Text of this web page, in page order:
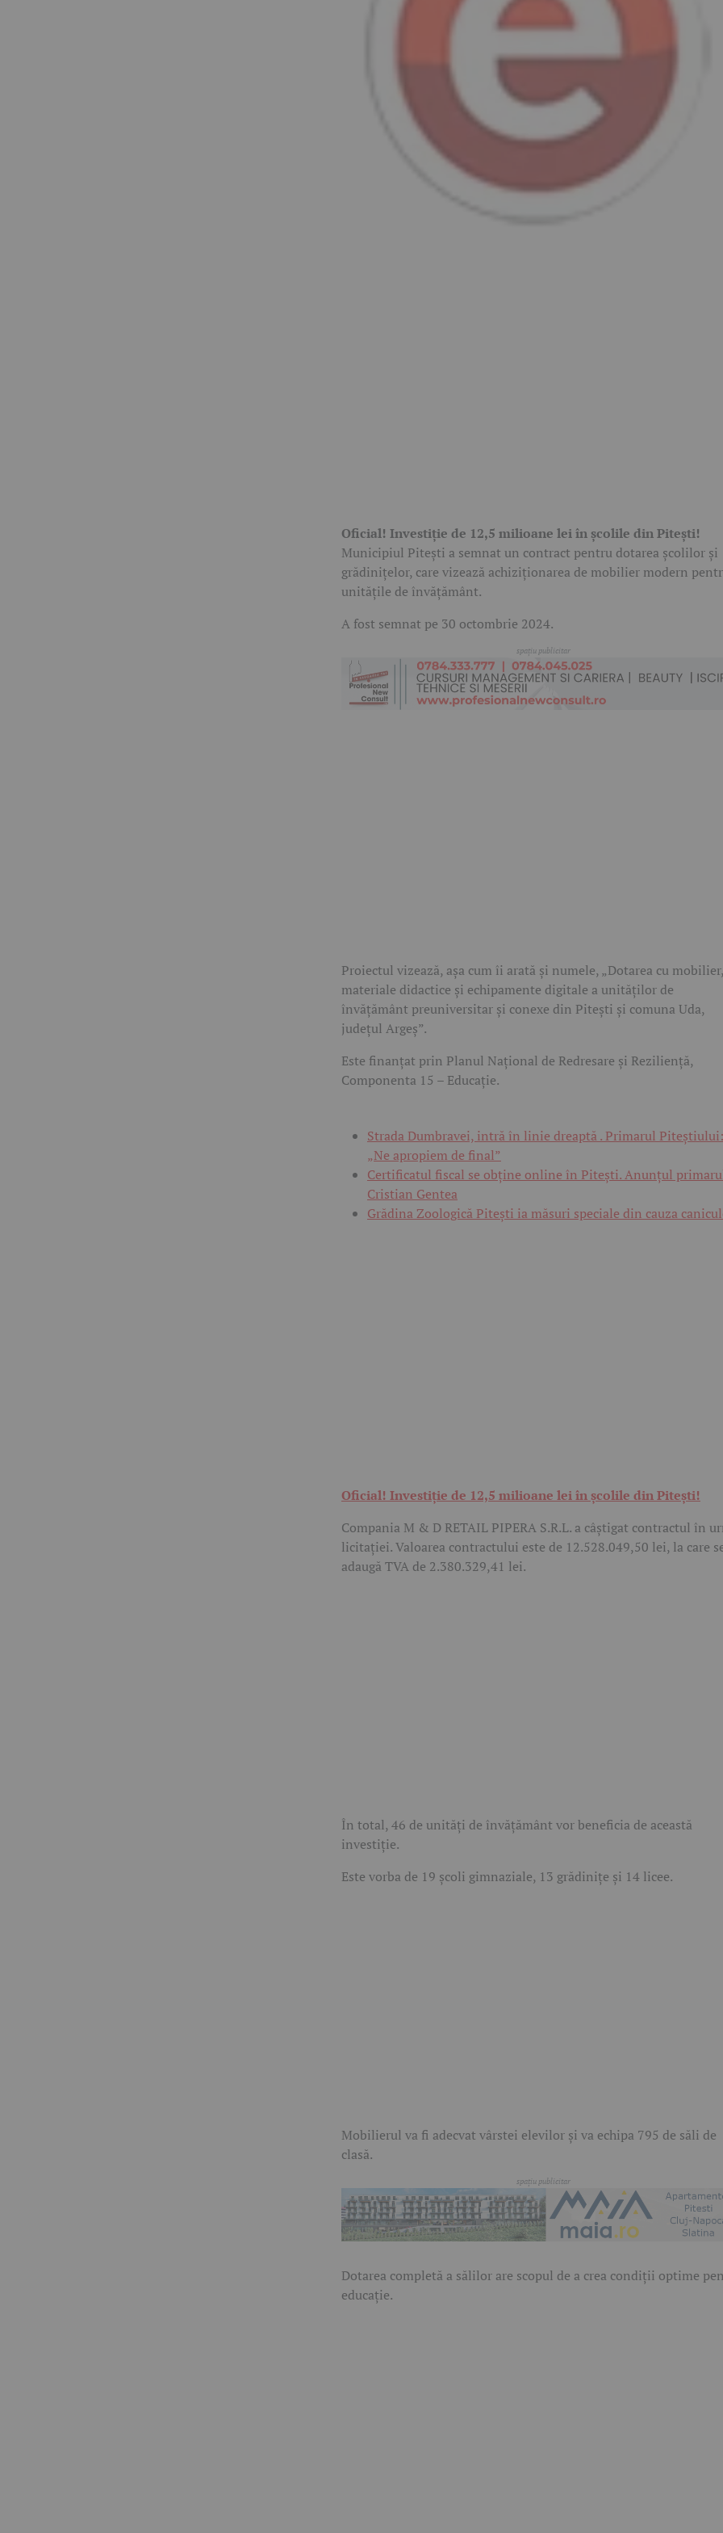
Oficial! Investiție de 12,5 milioane lei în școlile din Pitești!
Municipiul Pitești a semnat un contract pentru dotarea școlilor și
grădinițelor, care vizează achiziționarea de mobilier modern
unitățile de învățământ.
A fost semnat pe 30 octombrie 2024.
Proiectul vizează, așa cum îi arată și numele, „Dotarea cu mobilier,
materiale didactice și echipamente digitale a unităților de
învățământ preuniversitar și conexe din Pitești și comuna Uda,
județul Argeș”.
Este finanțat prin Planul Național de Redresare și Reziliență,
Componenta 15 – Educație.
Strada Dumbravei, intră în linie dreaptă . Primarul Piteștiului:
„Ne apropiem de final”
Certificatul fiscal se obține online în Pitești. Anunțul
Cristian Gentea
Grădina Zoologică Pitești ia măsuri speciale din cauza
Oficial! Investiție de 12,5 milioane lei în școlile din Pitești!
Compania M & D RETAIL PIPERA S.R.L. a câștigat contractul în
licitației. Valoarea contractului este de 12.528.049,50 lei, la care
adaugă TVA de 2.380.329,41 lei.
În total, 46 de unități de învățământ vor beneficia de această
investiție.
Este vorba de 19 școli gimnaziale, 13 grădinițe și 14 licee.
Mobilierul va fi adecvat vârstei elevilor și va echipa 795 de săli de
clasă.
Dotarea completă a sălilor are scopul de a crea condiții optime
educație.